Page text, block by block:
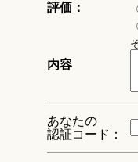
評価：
内容
あなたの
認証コード：